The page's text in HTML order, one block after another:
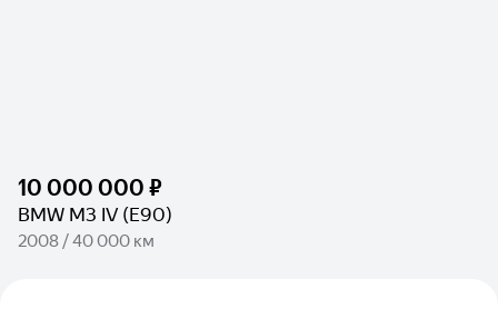
10 000 000 ₽
BMW M3 IV (E90)
2008 / 40 000 км